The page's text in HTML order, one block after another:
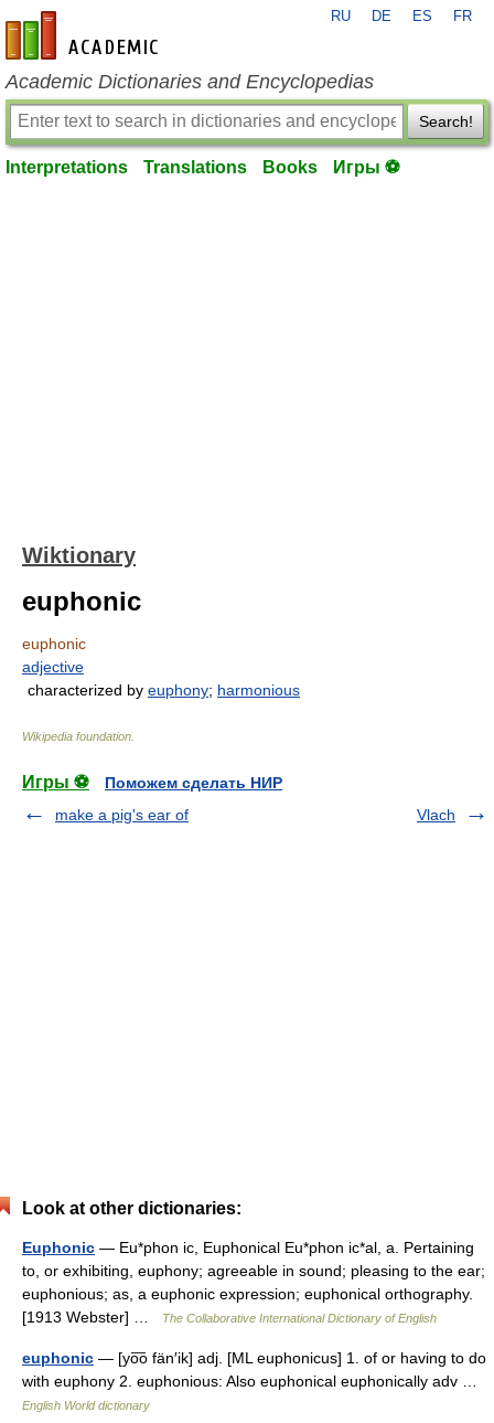
en-academic.com
RU DE ES FR
Academic Dictionaries and Encyclopedias
Search!
Interpretations Translations Books Игры ⚽
Wiktionary
euphonic
euphonic
adjective
characterized by euphony; harmonious
Wikipedia foundation
Игры ⚽
Поможем сделать НИР
make a pig's ear of
Vlach
Look at other dictionaries:
Euphonic — Eu*phon ic, Euphonical Eu*phon ic*al, a. Pertaining
to, or exhibiting, euphony; agreeable in sound; pleasing to the ear;
euphonious; as, a euphonic expression; euphonical orthography.
[1913 Webster] …
The Collaborative International Dictionary of English
euphonic — [yo͞o fän′ik] adj. [ML euphonicus] 1. of or having to do
with euphony 2. euphonious: Also euphonical euphonically adv …
English World dictionary